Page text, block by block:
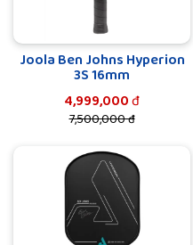
Joola Ben Johns Hyperion
3S 16mm
4,999,000đ
7,500,000 đ